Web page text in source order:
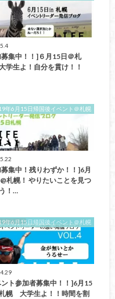
集中！！]６月15日＠札
生よ！自分を貫け！！
年6月15日帰国後イベント＠札幌
集中！残りわずか！！]6月
札幌！ やりたいことを見つ
！…
年6月15日帰国後イベント＠札幌
ト参加者募集中！！]6月15
幌 大学生よ！！時間を割